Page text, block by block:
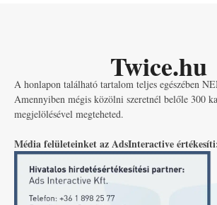
Twice.hu
A honlapon található tartalom teljes egészében
Amennyiben mégis közölni szeretnél belőle 300
megjelölésével megteheted.
Média felületeinket az AdsInteractive